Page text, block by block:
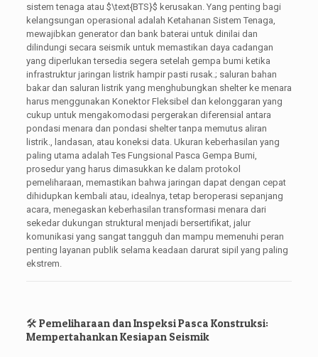
sistem tenaga atau $\text{BTS}$ kerusakan. Yang penting bagi
kelangsungan operasional adalah Ketahanan Sistem Tenaga,
mewajibkan generator dan bank baterai untuk dinilai dan
dilindungi secara seismik untuk memastikan daya cadangan
yang diperlukan tersedia segera setelah gempa bumi ketika
infrastruktur jaringan listrik hampir pasti rusak.; saluran bahan
bakar dan saluran listrik yang menghubungkan shelter ke menara
harus menggunakan Konektor Fleksibel dan kelonggaran yang
cukup untuk mengakomodasi pergerakan diferensial antara
pondasi menara dan pondasi shelter tanpa memutus aliran
listrik., landasan, atau koneksi data. Ukuran keberhasilan yang
paling utama adalah Tes Fungsional Pasca Gempa Bumi,
prosedur yang harus dimasukkan ke dalam protokol
pemeliharaan, memastikan bahwa jaringan dapat dengan cepat
dihidupkan kembali atau, idealnya, tetap beroperasi sepanjang
acara, menegaskan keberhasilan transformasi menara dari
sekedar dukungan struktural menjadi bersertifikat, jalur
komunikasi yang sangat tangguh dan mampu memenuhi peran
penting layanan publik selama keadaan darurat sipil yang paling
ekstrem.
🛠️ Pemeliharaan dan Inspeksi Pasca Konstruksi:
Mempertahankan Kesiapan Seismik